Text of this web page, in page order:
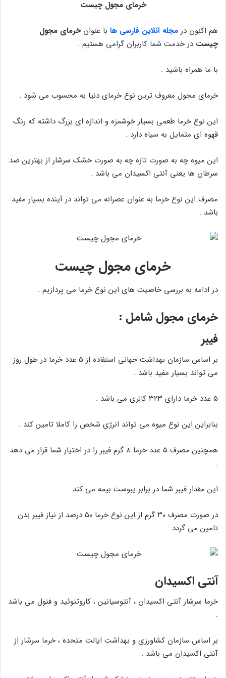
خرمای مجول چیست
هم اکنون در مجله آنلاین فارسی ها با عنوانخرمای مجول
چیست در خدمت شما کاربران گرامی هستیم .
با ما همراه باشید .
خرمای مجول معروف ترین نوع خرمای دنیا به محسوب می شود .
این نوع خرما طعمی بسیار خوشمزه و اندازه ای بزرگ داشته که رنگ
قهوه ای متمایل به سیاه دارد .
این میوه چه به صورت تازه چه به صورت خشک سرشار از بهترین ضد
سرطان ها یعنی آنتی اکسیدان می باشد .
مصرف این نوع خرما به عنوان عصرانه می تواند در آینده بسیار مفید
باشد .
خرمای مجول چیست
در ادامه به بررسی خاصیت های این نوع خرما می پردازیم .
خرمای مجول شامل :
فیبر
بر اساس سازمان بهداشت جهانی استفاده از ۵ عدد خرما در طول روز
می تواند بسیار مفید باشد .
۵ عدد خرما دارای ۳۲۳ کالری می باشد .
بنابراین این نوع میوه می تواند انرژی شخص را کاملا تامین کند .
همچنین مصرف ۵ عدد خرما ۸ گرم فیبر را در اختیار شما قرار می دهد
.
این مقدار فیبر شما در برابر یبوست بیمه می کند .
در صورت مصرف ۳۰ گرم از این نوع خرما ۵۰ درصد از نیاز فیبر بدن
تامین می گردد .
آنتی اکسیدان
خرما سرشار آنتی اکسیدان ، آنتوسیانین ، کاروتنوئید و فنول می باشد
.
بر اساس سازمان کشاورزی و بهداشت ایالت متحده ، خرما سرشار از
آنتی اکسیدان می باشد .